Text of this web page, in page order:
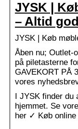
JYSK |
– Altid
JYSK | Køb
Åben nu; Outlet-
på piletasterne
GAVEKORT PÅ
vores
I JYSK finder du
hjemmet. Se
her ✓ Køb